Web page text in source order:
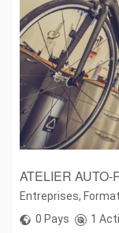
ATELIER AUTO-
Entreprises,
0 Pays
1